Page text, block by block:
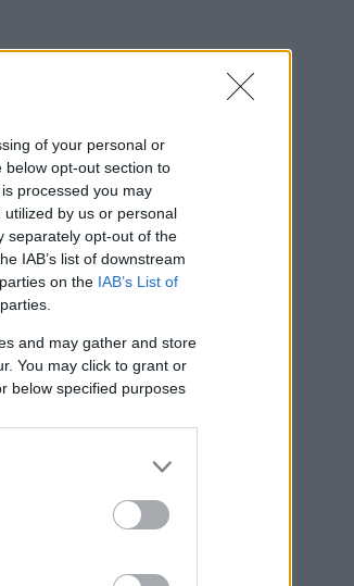
of your personal or
opt-out section to
processed you may
by us or personal
separately opt-out of the
IAB’s list of downstream
on the IAB’s List of
and may gather and store
You may click to grant or
below specified purposes